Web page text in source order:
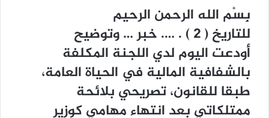
ﺑِﺴْﻢ ﺍﻟﻠﻪ ﺍﻟﺮﺣﻤﻦ ﺍﻟﺮﺣﻴﻢ
ﻟﻠﺘﺎﺭﻳﺦ ‏( ٢ ‏) . …. ﺧﺒﺮ … ﻭﺗﻮﺿﻴﺢ
ﺃﻭﺩﻋﺖ ﺍﻟﻴﻮﻡ ﻟﺪﻱ ﺍﻟﻠﺠﻨﺔ ﺍﻟﻤﻜﻠﻔﺔ
ﺑﺎﻟﺸﻔﺎﻓﻴﺔ ﺍﻟﻤﺎﻟﻴﺔ ﻓﻲ ﺍﻟﺤﻴﺎﺓ ﺍﻟﻌﺎﻣﺔ،
ﻃﺒﻘﺎ ﻟﻠﻘﺎﻧﻮﻥ، ﺗﺼﺮﻳﺤﻲ ﺑﻼﺋﺤﺔ
ﻣﻤﺘﻠﻜﺎﺗﻲ ﺑﻌﺪ ﺍﻧﺘﻬﺎﺀ ﻣﻬﺎﻣﻲ ﻛﻮﺯﻳﺮ